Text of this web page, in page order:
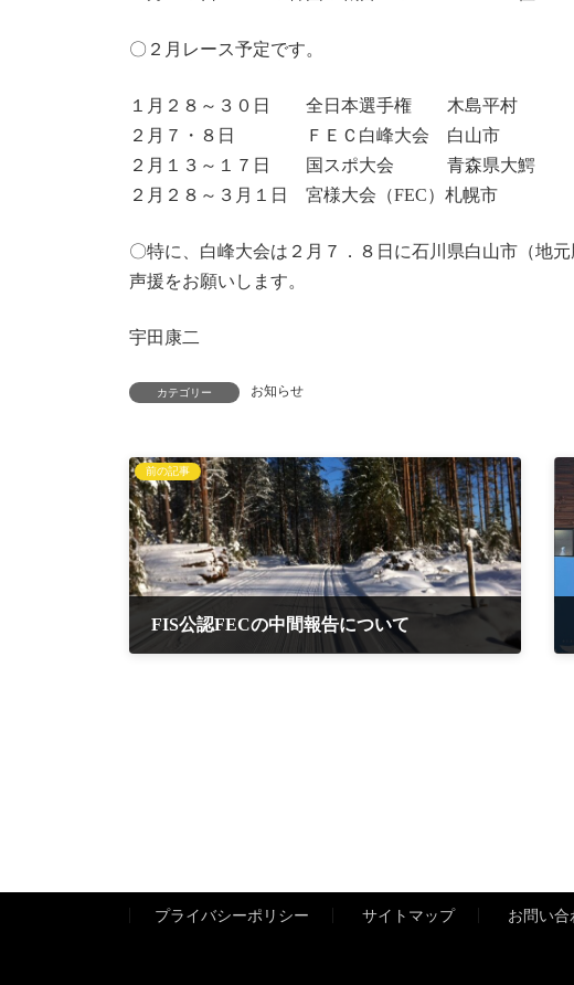
〇２月レース予定です。
１月２８～３０日 全日本選手権 木島平村
２月７・８日 ＦＥＣ白峰大会 白山市
２月１３～１７日 国スポ大会 青森県大鰐
２月２８～３月１日 宮様大会（FEC）札幌市
〇特に、白峰大会は２月７．８日に石川県白山市（地
声援をお願いします。
宇田康二
カテゴリー お知らせ
前の記事
FIS公認FECの中間報告について
プライバシーポリシー サイトマップ お問い合